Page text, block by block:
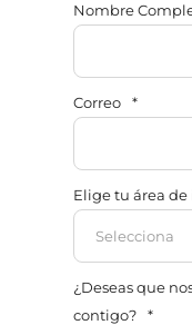
Nombre
Correo *
Elige tu área de
¿Deseas que
contigo?
*